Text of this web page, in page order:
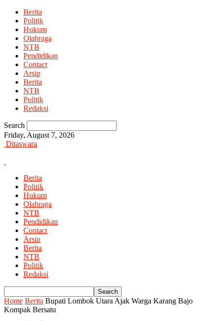
Berita
Politik
Hukum
Olahraga
NTB
Pendidikan
Contact
Arsip
Berita
NTB
Politik
Redaksi
Search
Friday, August 7, 2026
Ditaswara
Berita
Politik
Hukum
Olahraga
NTB
Pendidikan
Contact
Arsip
Berita
NTB
Politik
Redaksi
Home Berita Bupati Lombok Utara Ajak Warga Karang Bajo
Kompak Bersatu